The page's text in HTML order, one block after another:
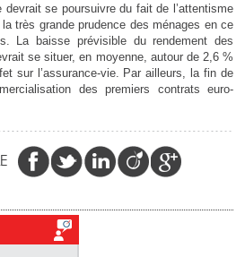
devrait se poursuivre du fait de l’attentisme
très grande prudence des ménages en ce
La baisse prévisible du rendement des
se situer, en moyenne, autour de 2,6 %
sur l’assurance-vie. Par ailleurs, la fin de
des premiers contrats euro-